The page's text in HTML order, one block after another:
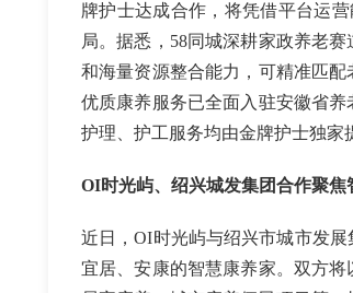
牌护士达成合作，将凭借平台运
局。据悉，58同城深耕家政养老
和海量资源整合能力，可精准匹
优质康养服务已全面入驻安徽省
护理、护工服务均由金牌护士独家
OI时光屿、绍兴城发集团合作聚焦
近日，OI时光屿与绍兴市城市发
宜居、安康的智慧康养家。双方将